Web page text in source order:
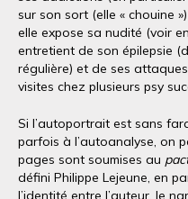
sur son sort (elle « chouine
elle expose sa nudité (voir
entretient de son épilepsie
régulière) et de ses
visites chez plusieurs psy
Si l’autoportrait est sans
parfois à l’autoanalyse, on
pages sont soumises au
défini Philippe Lejeune, en
l’identité entre l’auteur, le